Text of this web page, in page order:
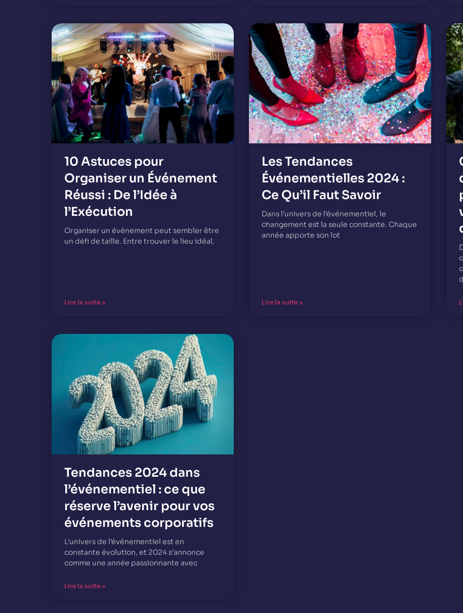
10 Astuces pour
Organiser un Événement
Réussi : De l’Idée à
l’Exécution
Organiser un événement peut sembler être
un défi de taille. Entre trouver le lieu idéal,
Lire la suite »
Les Tendances
Événementielles 2024 :
Ce Qu’il Faut Savoir
Dans l’univers de l’événementiel, le
changement est la seule constante. Chaque
année apporte son lot
Lire la suite »
Tendances 2024 dans
l’événementiel : ce que
réserve l’avenir pour vos
événements corporatifs
L’univers de l’événementiel est en
constante évolution, et 2024 s’annonce
comme une année passionnante avec
Lire la suite »